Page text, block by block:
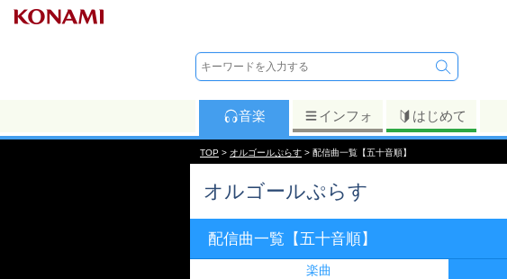
音楽 インフォ はじめて
TOP > オルゴールぷらす > 配信曲一覧【五十音順】
オルゴールぷらす
配信曲一覧【五十音順】
楽曲